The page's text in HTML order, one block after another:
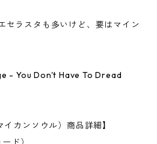
セラスタも多いけど、要はマイン
- You Don't Have To Dread
カンソウル）商品詳細】